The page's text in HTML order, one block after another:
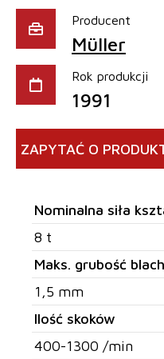
Producent
Müller
Rok produkcji
1991
ZAPYTAĆ O
Nominalna siła
8 t
Maks. grubość
1,5 mm
Ilość skoków
400-1300 /min